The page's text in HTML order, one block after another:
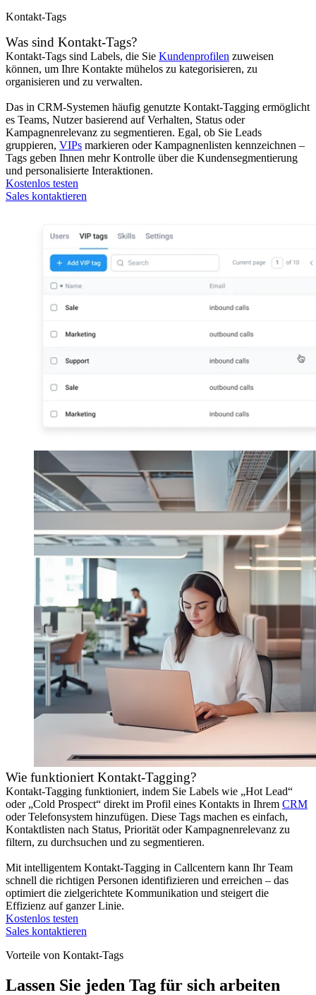
Kontakt-Tags
Was sind Kontakt-Tags?
Kontakt-Tags sind Labels, die Sie Kundenprofilen zuweisen
können, um Ihre Kontakte mühelos zu kategorisieren, zu
organisieren und zu verwalten.
Das in CRM-Systemen häufig genutzte Kontakt-Tagging ermöglicht
es Teams, Nutzer basierend auf Verhalten, Status oder
Kampagnenrelevanz zu segmentieren. Egal, ob Sie Leads
gruppieren, VIPs markieren oder Kampagnenlisten kennzeichnen –
Tags geben Ihnen mehr Kontrolle über die Kundensegmentierung
und personalisierte Interaktionen.
Kostenlos testen
Sales kontaktieren
Wie funktioniert Kontakt-Tagging?
Kontakt-Tagging funktioniert, indem Sie Labels wie „Hot Lead“
oder „Cold Prospect“ direkt im Profil eines Kontakts in Ihrem CRM
oder Telefonsystem hinzufügen. Diese Tags machen es einfach,
Kontaktlisten nach Status, Priorität oder Kampagnenrelevanz zu
filtern, zu durchsuchen und zu segmentieren.
Mit intelligentem Kontakt-Tagging in Callcentern kann Ihr Team
schnell die richtigen Personen identifizieren und erreichen – das
optimiert die zielgerichtete Kommunikation und steigert die
Effizienz auf ganzer Linie.
Kostenlos testen
Sales kontaktieren
Vorteile von Kontakt-Tags
Lassen Sie jeden Tag für sich arbeiten